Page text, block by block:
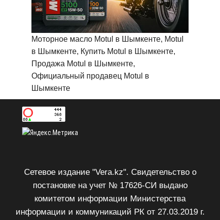
Моторное масло Motul в Шымкенте, Motul
в Шымкенте, Купить Motul в Шымкенте,
Продажа Motul в Шымкенте,
Официальный продавец Motul в
Шымкенте
Сетевое издание "Vera.kz". Свидетельство о
постановке на учет № 17626-СИ выдано
комитетом информации Министерства
информации и коммуникаций РК от 27.03.2019 г.